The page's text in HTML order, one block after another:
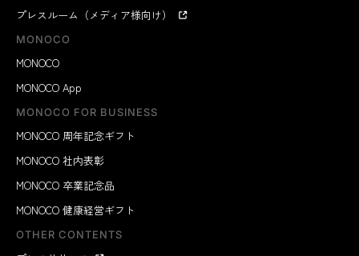
プレスルーム（メディア様向け）
MONOCO
MONOCO
MONOCO App
MONOCO FOR BUSINESS
MONOCO 周年記念ギフト
MONOCO 社内表彰
MONOCO 卒業記念品
MONOCO 健康経営ギフト
OTHER CONTENTS